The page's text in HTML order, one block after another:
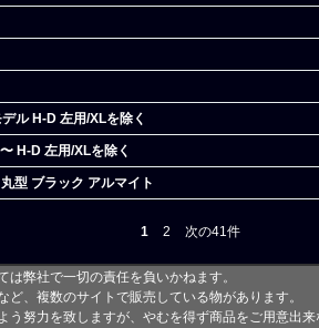
ル H-D 左用/XLを除く
H-D 左用/XLを除く
型 ブラック アルマイト
1 2 次の41件
は弊社で一切の責任を負いかねます。
、複数のサイトで販売している物があります。
う努力を致しますが、やむを得ず商品をご用意出来